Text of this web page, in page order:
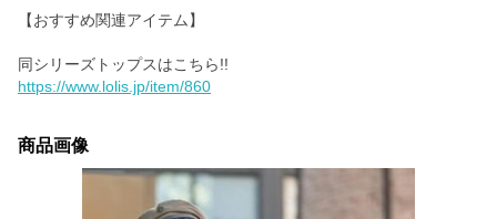
【おすすめ関連アイテム】
https://www.lolis.jp/item/860
商品画像